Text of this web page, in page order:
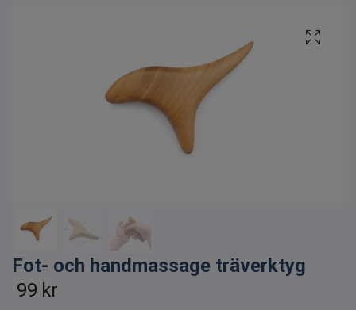
Fot- och handmassage träverktyg
99 kr